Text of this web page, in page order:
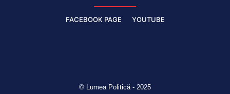
FACEBOOK PAGE YOUTUBE
© Lumea Politică - 2025